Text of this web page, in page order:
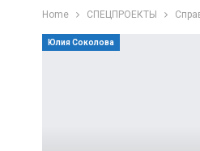
Home СПЕЦПРОЕКТЫ
Юлия Соколова